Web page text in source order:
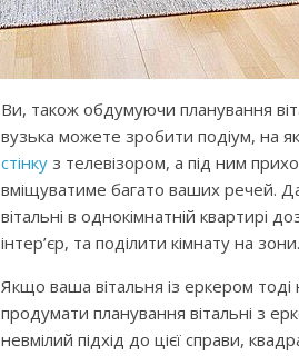
Ви, також обдумуючи планування
вузька можете зробити подіум, на
стінку з телевізором, а під ним
вміщуватиме багато ваших речей.
вітальні в однокімнатній квартирі
інтер’єр, та поділити кімнату на зони.
Якщо ваша вітальня із еркером
продумати планування вітальні з
невмілий підхід до цієї справи,